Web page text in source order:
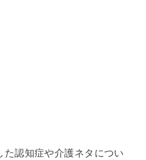
認知症や介護ネタについ